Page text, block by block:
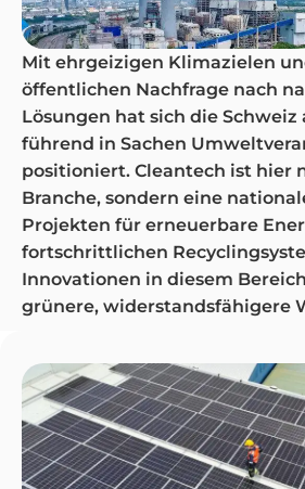
Mit ehrgeizigen Klimazielen
öffentlichen Nachfrage nach
Lösungen hat sich die
führend in Sachen
positioniert. Cleantech ist hier
Branche, sondern eine
Projekten für erneuerbare
fortschrittlichen
Innovationen in diesem
grünere, widerstandsfähigere